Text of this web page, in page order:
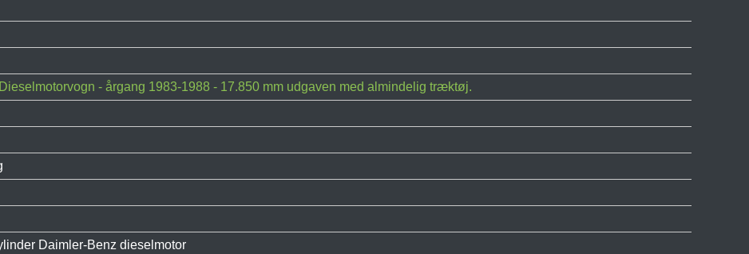
- årgang 1983-1988 - 17.850 mm udgaven med almindelig træktøj.
Daimler-Benz dieselmotor